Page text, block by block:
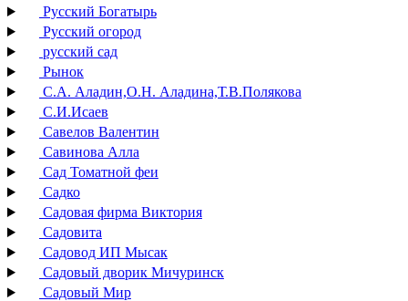
Русский Богатырь
Русский огород
русский сад
Рынок
С.А. Аладин,О.Н. Аладина,Т.В.Полякова
С.И.Исаев
Савелов Валентин
Савинова Алла
Сад Томатной феи
Садко
Садовая фирма Виктория
Садовита
Садовод ИП Мысак
Садовый дворик Мичуринск
Садовый Мир